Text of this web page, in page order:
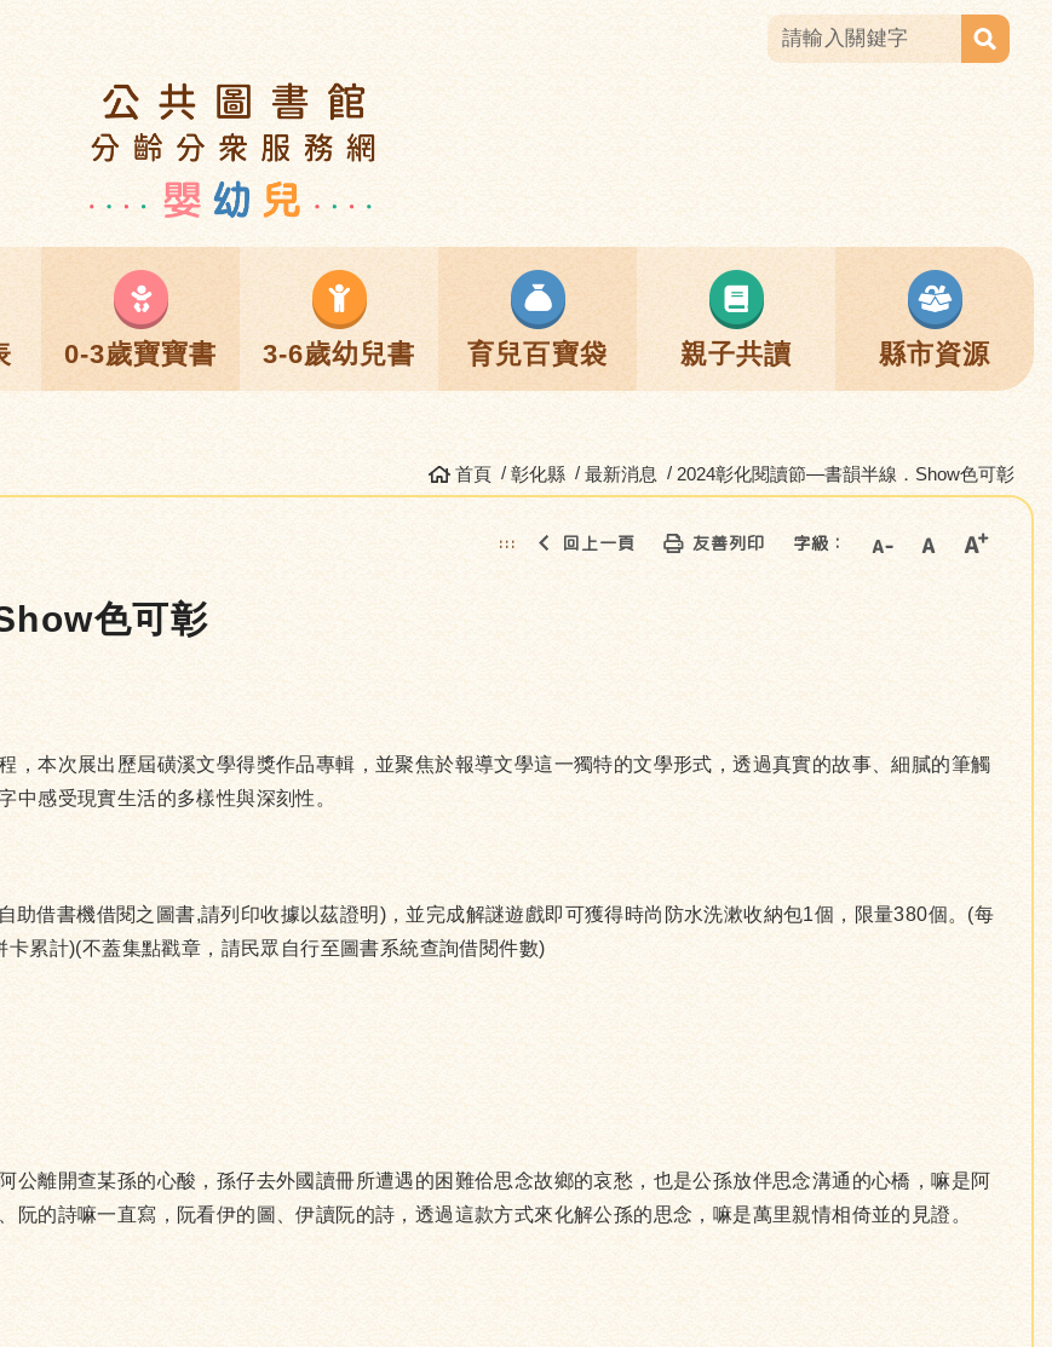
0-3歲寶寶書 3-6歲幼兒書 育兒百寶袋 親子共讀 縣市資源
首頁 彰化縣 最新消息 2024彰化閱讀節—書韻半線．Show色可彰
::: 回上一頁 友善列印 字級：
色可彰
，本次展出歷屆磺溪文學得獎作品專輯，並聚焦於報導文學這一獨特的文學形式，透過真實的故事、細膩的筆觸
中感受現實生活的多樣性與深刻性。
助借書機借閱之圖書,請列印收據以茲證明)，並完成解謎遊戲即可獲得時尚防水洗漱收納包1個，限量380個。(每
累計)(不蓋集點戳章，請民眾自行至圖書系統查詢借閱件數)
公離開查某孫的心酸，孫仔去外國讀冊所遭遇的困難佮思念故鄉的哀愁，也是公孫放伴思念溝通的心橋，嘛是阿
的詩嘛一直寫，阮看伊的圖、伊讀阮的詩，透過這款方式來化解公孫的思念，嘛是萬里親情相倚並的見證。